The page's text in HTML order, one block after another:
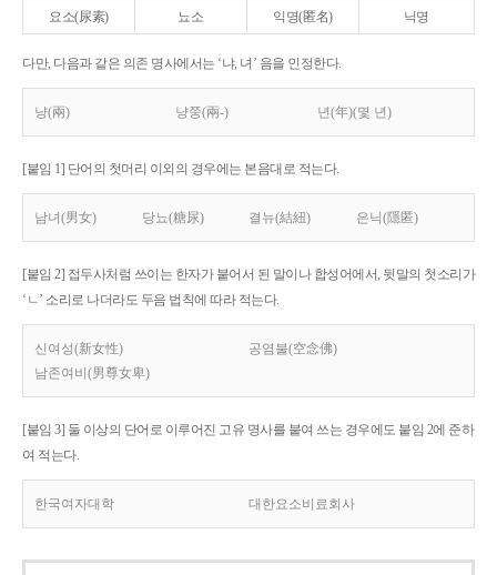
요소(尿素) 뇨소 익명(匿名) 닉명
다만, 다음과 같은 의존 명사에서는 ‘냐, 녀’ 음을 인정한다.
냥(兩) 냥쭝(兩-) 년(年)(몇 년)
[붙임 1] 단어의 첫머리 이외의 경우에는 본음대로 적는다.
남녀(男女) 당뇨(糖尿) 결뉴(結紐) 은닉(隱匿)
[붙임 2] 접두사처럼 쓰이는 한자가 붙어서 된 말이나 합성어에서, 뒷말의 첫소리가
‘ㄴ’ 소리로 나더라도 두음 법칙에 따라 적는다.
신여성(新女性)
공염불(空念佛)
남존여비(男尊女卑)
[붙임 3] 둘 이상의 단어로 이루어진 고유 명사를 붙여 쓰는 경우에도 붙임 2에 준하
여 적는다.
한국여자대학 대한요소비료회사